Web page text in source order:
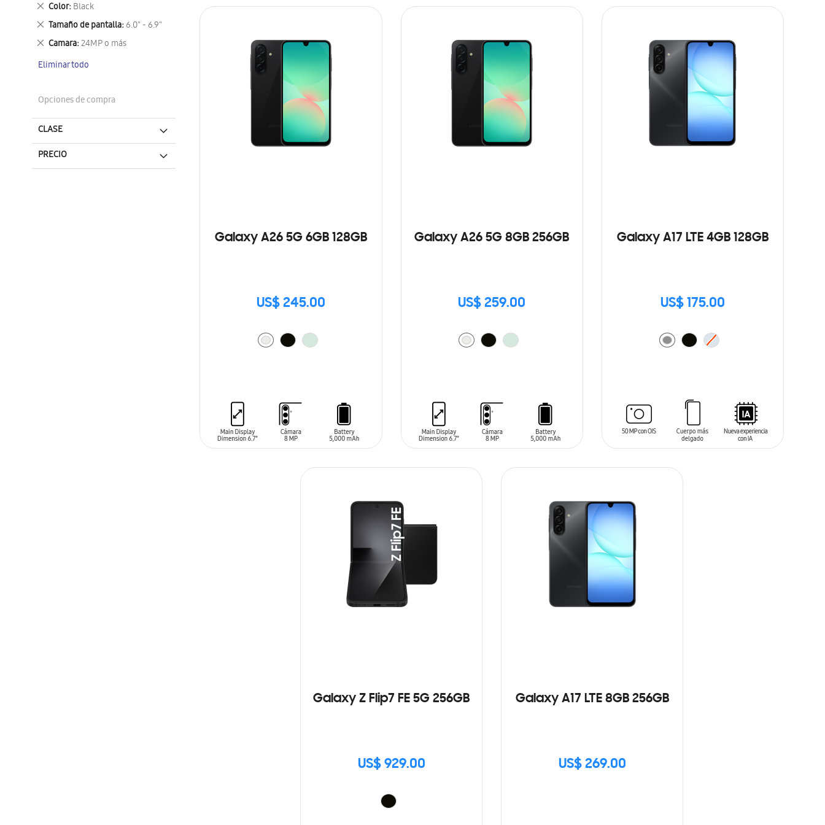
Galaxy A26 5G 6GB 128GB
US$ 245.00
Galaxy A26 5G 8GB 256GB
US$ 259.00
Galaxy A17 LTE 4GB 128GB
US$ 175.00
Galaxy Z Flip7 FE 5G 256GB
US$ 929.00
Galaxy A17 LTE 8GB 256GB
US$ 269.00
artículo
Color Black
Eliminar
este
artículo
Tamaño de pantalla 6.0" - 6.9"
Eliminar
este
artículo
Camara 24MP o más
Eliminar
artículo
Eliminar todo
Opciones de compra
CLASE
PRECIO